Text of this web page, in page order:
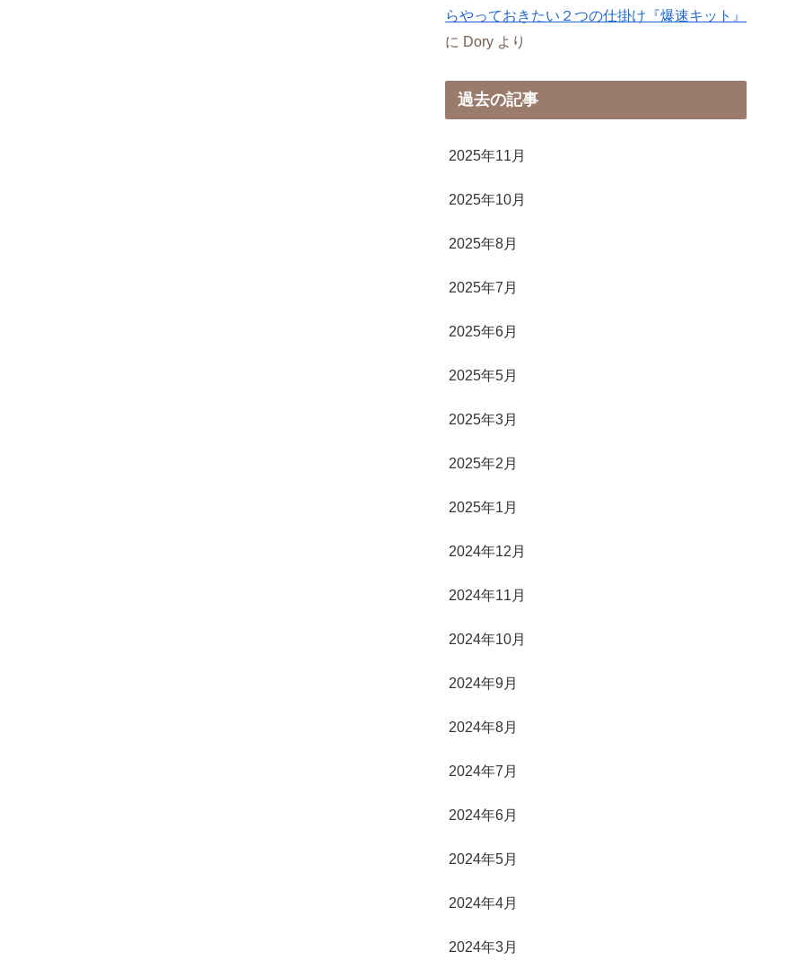
らやっておきたい２つの仕掛け『爆速キット』
に Dory より
過去の記事
2025年11月
2025年10月
2025年8月
2025年7月
2025年6月
2025年5月
2025年3月
2025年2月
2025年1月
2024年12月
2024年11月
2024年10月
2024年9月
2024年8月
2024年7月
2024年6月
2024年5月
2024年4月
2024年3月